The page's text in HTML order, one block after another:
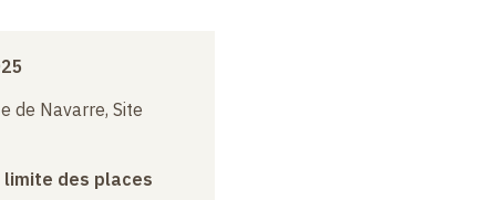
de Navarre, Site
limite des places